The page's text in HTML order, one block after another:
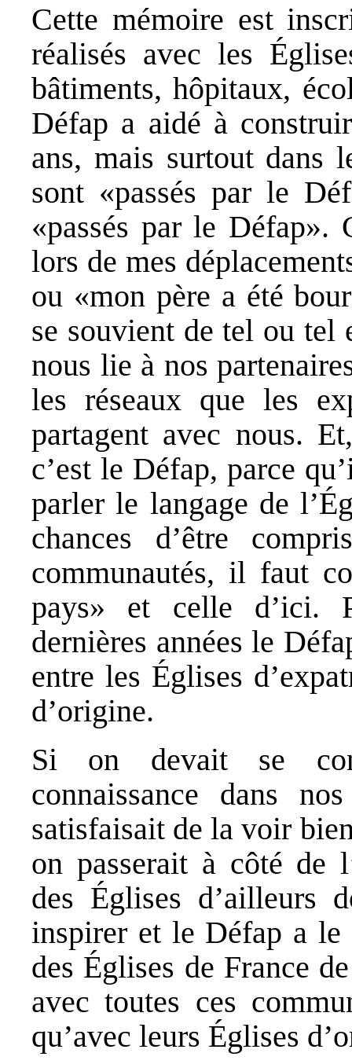
Cette mémoire est
réalisés avec les
bâtiments, hôpitaux,
Défap a aidé à
ans, mais surtout dans
sont «passés par le
«passés par le Défap».
lors de mes
ou «mon père a été
se souvient de tel ou
nous lie à nos
les réseaux que les
partagent avec nous.
c’est le Défap, parce
parler le langage de
chances d’être
communautés, il faut
pays» et celle d’ici.
dernières années le
entre les Églises
d’origine.
Si on devait se
connaissance dans
satisfaisait de la voir
on passerait à côté de
des Églises d’ailleurs
inspirer et le Défap a
des Églises de France
avec toutes ces
qu’avec leurs Églises